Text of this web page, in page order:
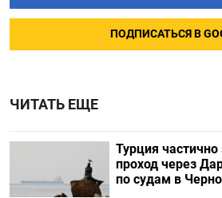
ПОДПИСАТЬСЯ В
ЧИТАТЬ ЕЩЕ
Турция
проход через
по судам в